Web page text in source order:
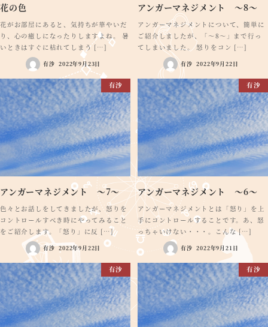
花の色
花がお部屋にあると、気持ちが華やいだ
り、心の癒しになったりしますよね。 暑
いときはすぐに枯れてしまう […]
有沙 2022年9月23日
アンガーマネジメント ～8～
アンガーマネジメントについて、簡単に
ご紹介しましたが、「～8～」まで行っ
てしまいました。 怒りをコン […]
有沙 2022年9月22日
有沙
アンガーマネジメント ～7～
色々とお話しをしてきましたが、怒りを
コントロールすべき時にやってみること
をご紹介します。「怒り」に反 […]
有沙 2022年9月22日
有沙
アンガーマネジメント ～6～
アンガーマネジメントとは「怒り」を上
手にコントロールすることです。あ、怒
っちゃいけない・・・。こんな […]
有沙 2022年9月21日
有沙 有沙